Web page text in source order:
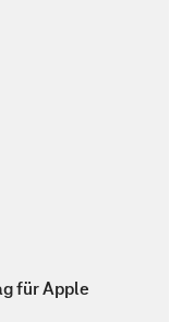
für Apple